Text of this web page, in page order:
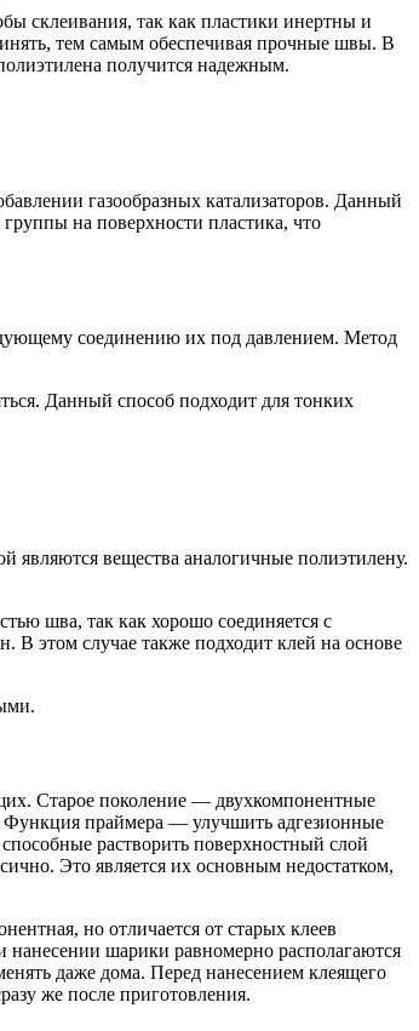
склеивания, так как пластики инертны и
тем самым обеспечивая прочные швы. В
получится надежным.
газообразных катализаторов. Данный
на поверхности пластика, что
соединению их под давлением. Метод
Данный способ подходит для тонких
являются вещества аналогичные полиэтилену.
шва, так как хорошо соединяется с
В этом случае также подходит клей на основе
Старое поколение — двухкомпонентные
Функция праймера — улучшить адгезионные
растворить поверхностный слой
Это является их основным недостатком,
но отличается от старых клеев
шарики равномерно располагаются
даже дома. Перед нанесением клеящего
же после приготовления.